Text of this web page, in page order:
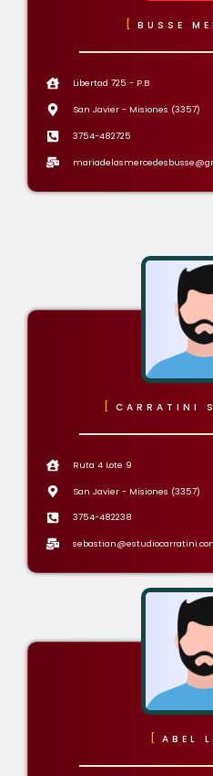
BUSSE
Libertad 725 - P.B
San Javier - Misiones (3357)
3754-482725
CARRATINI
Ruta 4 Lote 9
San Javier - Misiones (3357)
3754-482238
ABEL